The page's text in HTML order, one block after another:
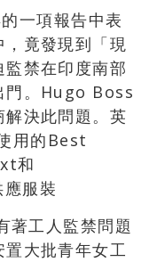
一項報告中表
竟發現到「現
禁在印度南部
門。Hugo Boss
決此問題。英
用的Best
和
服裝
著工人監禁問題
大批青年女工